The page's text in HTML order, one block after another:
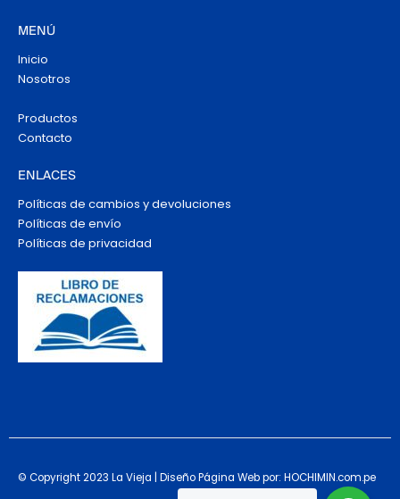
MENÚ
Inicio
Nosotros
Productos
Contacto
ENLACES
Políticas de cambios y devoluciones
Políticas de envío
Políticas de privacidad
© Copyright 2023 La Vieja | Diseño Página Web por: HOCHIMIN.com.pe